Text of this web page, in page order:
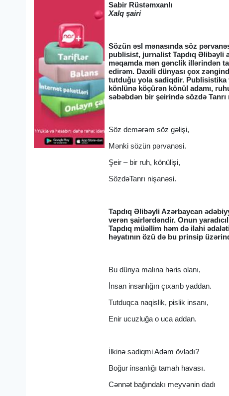
Sabir Rüstəmxanlı
Xalq şairi
Sözün əsl mənasında söz
publisist, jurnalist Tapdıq Əlibəyli
məqamda mən gənclik illərindən
edirəm. Daxili dünyası çox
tutduğu yola sadiqdir. Publisistika
könlünə köçürən könül adamı,
səbəbdən bir şeirində sözdə
Söz demərəm söz gəlişi,
Mənki sözün pərvanəsi.
Şeir – bir ruh, könülişi,
SözdəTanrı nişanəsi.
Tapdıq Əlibəyli Azərbaycan
verən şairlərdəndir. Onun
Tapdıq müəllim həm də ilahi
həyatının özü də bu prinsip
Bu dünya malına həris olanı,
İnsan insanlığın çıxarıb yaddan.
Tutduqca naqislik, pislik insanı,
Enir ucuzluğa o uca addan.
İlkinə sadiqmi Adəm övladı?
Boğur insanlığı tamah havası.
Cənnət bağındakı meyvənin dadı